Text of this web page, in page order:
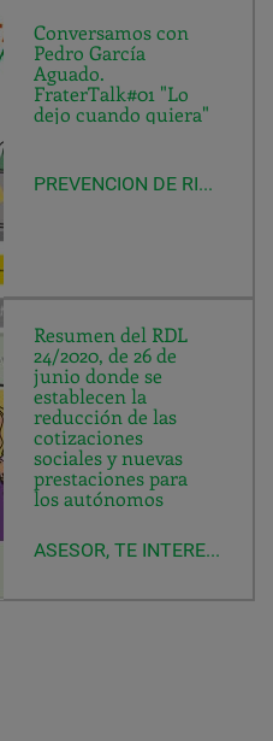
Conversamos con
Pedro García
Aguado.
FraterTalk#01 "Lo
dejo cuando quiera"
PREVENCION DE RIESGOS LABORALES
Resumen del RDL
24/2020, de 26 de
junio donde se
establecen la
reducción de las
cotizaciones
sociales y nuevas
prestaciones para
los autónomos
ASESOR, TE INTERESA SABER...